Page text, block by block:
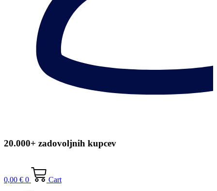
20.000+ zadovoljnih kupcev
0,00 € 0
Cart